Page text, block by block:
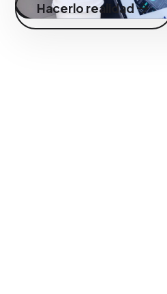
Hacerlo realidad